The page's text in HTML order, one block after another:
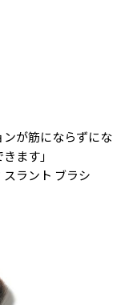
ンが筋にならずにな
ます」
スラント ブラシ